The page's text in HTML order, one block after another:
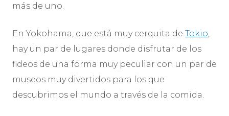
más de uno.
En Yokohama, que está muy cerquita de Tokio,
hay un par de lugares donde disfrutar de los
fideos de una forma muy peculiar con un par de
museos muy divertidos para los que
descubrimos el mundo a través de la comida.